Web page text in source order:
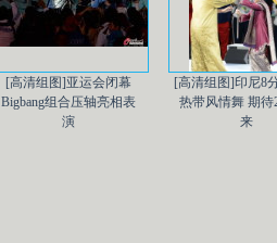
[高清组图]亚运会闭幕
Bigbang组合压轴亮相表
演
[高清组图]印尼8
热带风情舞 期待
来